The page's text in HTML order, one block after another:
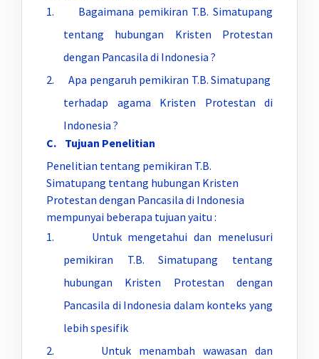
1. Bagaimana pemikiran T.B. Simatupang
tentang hubungan Kristen Protestan
dengan Pancasila di Indonesia ?
2. Apa pengaruh pemikiran T.B. Simatupang
terhadap agama Kristen Protestan di
Indonesia ?
C. Tujuan Penelitian
Penelitian tentang pemikiran T.B.
Simatupang tentang hubungan Kristen
Protestan dengan Pancasila di Indonesia
mempunyai beberapa tujuan yaitu :
1. Untuk mengetahui dan menelusuri
pemikiran T.B. Simatupang tentang
hubungan Kristen Protestan dengan
Pancasila di Indonesia dalam konteks yang
lebih spesifik
2. Untuk menambah wawasan dan